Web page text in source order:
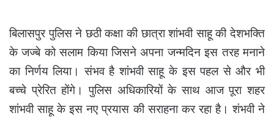
बिलासपुर पुलिस ने छठी कक्षा की छात्रा शांभवी साहू की देशभक्ति
के जज्बे को सलाम किया जिसने अपना जन्मदिन इस तरह मनाने
का निर्णय लिया। संभव है शांभवी साहू के इस पहल से और भी
बच्चे प्रेरित होंगे। पुलिस अधिकारियों के साथ आज पूरा शहर
शांभवी साहू के इस नए प्रयास की सराहना कर रहा है। शंभवी ने